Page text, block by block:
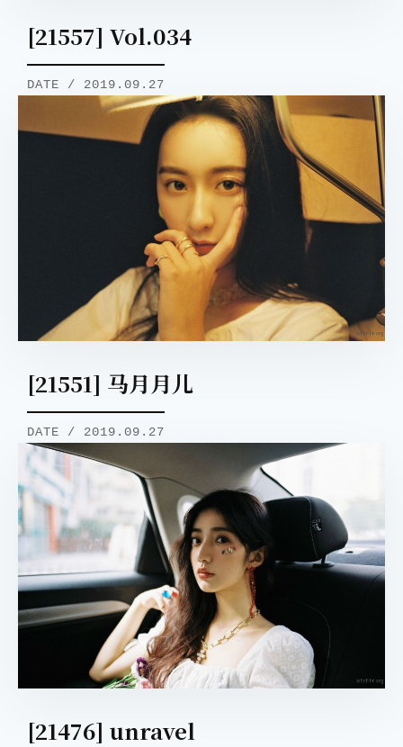
[21557] Vol.034
DATE / 2019.09.27
[21551] 马月月儿
DATE / 2019.09.27
[21476] unravel